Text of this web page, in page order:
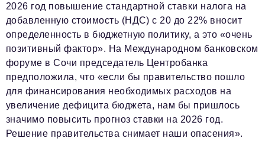
2026 год повышение стандартной ставки налога на
добавленную стоимость (НДС) с 20 до 22% вносит
определенность в бюджетную политику, а это «очень
позитивный фактор». На Международном банковском
форуме в Сочи председатель Центробанка
предположила, что «если бы правительство пошло
для финансирования необходимых расходов на
увеличение дефицита бюджета, нам бы пришлось
значимо повысить прогноз ставки на 2026 год.
Решение правительства снимает наши опасения».